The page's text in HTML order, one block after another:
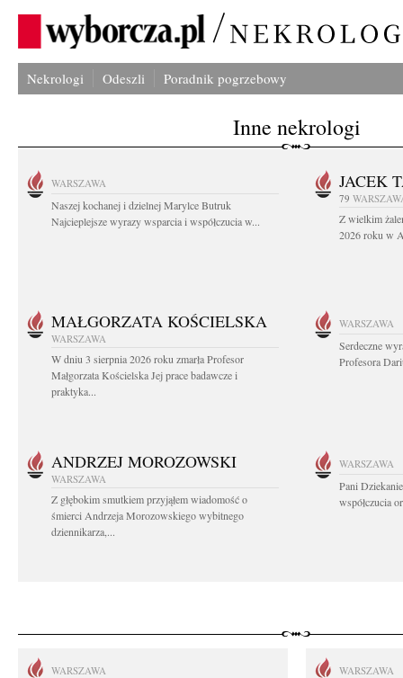
Nekrologi Odeszli Poradnik pogrzebowy
Inne nekrologi
WARSZAWA
Naszej kochanej i dzielnej Marylce Butruk
Najcieplejsze wyrazy wsparcia i współczucia w...
JACEK
79
Z wielkim
2026 roku w
MAŁGORZATA KOŚCIELSKA
WARSZAWA
W dniu 3 sierpnia 2026 roku zmarła Profesor
Małgorzata Kościelska Jej prace badawcze i
praktyka...
WARSZAWA
Serdeczne
Profesora
ANDRZEJ MOROZOWSKI
WARSZAWA
Z głębokim smutkiem przyjąłem wiadomość o
śmierci Andrzeja Morozowskiego wybitnego
dziennikarza,...
WARSZAWA
Pani
współczucia
WARSZAWA WARSZAWA